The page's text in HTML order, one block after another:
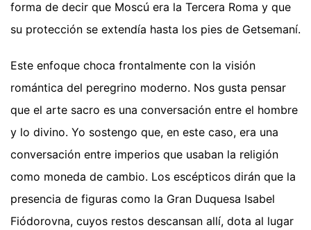
forma de decir que Moscú era la Tercera Roma y que
su protección se extendía hasta los pies de Getsemaní.
Este enfoque choca frontalmente con la visión
romántica del peregrino moderno. Nos gusta pensar
que el arte sacro es una conversación entre el hombre
y lo divino. Yo sostengo que, en este caso, era una
conversación entre imperios que usaban la religión
como moneda de cambio. Los escépticos dirán que la
presencia de figuras como la Gran Duquesa Isabel
Fiódorovna, cuyos restos descansan allí, dota al lugar